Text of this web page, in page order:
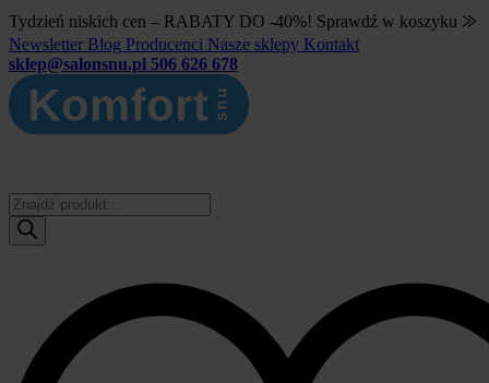
Tydzień niskich cen – RABATY DO -40%! Sprawdź w koszyku ⨠
Newsletter Blog Producenci Nasze sklepy Kontakt
sklep@salonsnu.pl 506 626 678
Wyszukiwarka
produktów